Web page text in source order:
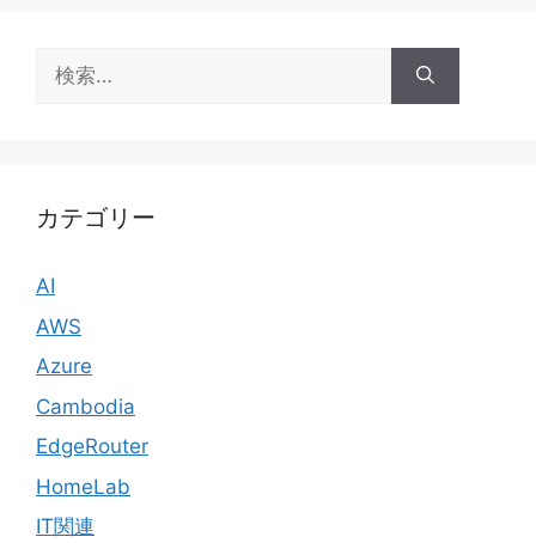
索:
カテゴリー
AI
AWS
Azure
Cambodia
EdgeRouter
HomeLab
IT関連